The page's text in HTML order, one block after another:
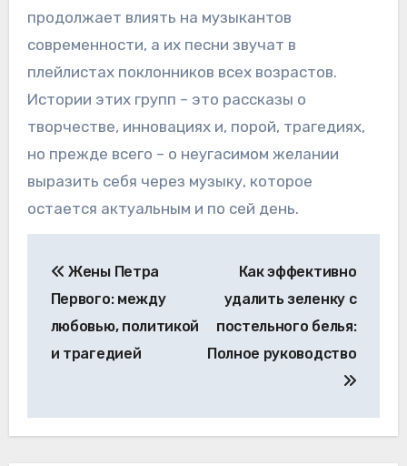
продолжает влиять на музыкантов
современности, а их песни звучат в
плейлистах поклонников всех возрастов.
Истории этих групп – это рассказы о
творчестве, инновациях и, порой, трагедиях,
но прежде всего – о неугасимом желании
выразить себя через музыку, которое
остается актуальным и по сей день.
по
записям
Жены Петра
Первого: между
любовью, политикой
и трагедией
Как эффективно
удалить зеленку с
постельного белья:
Полное руководство